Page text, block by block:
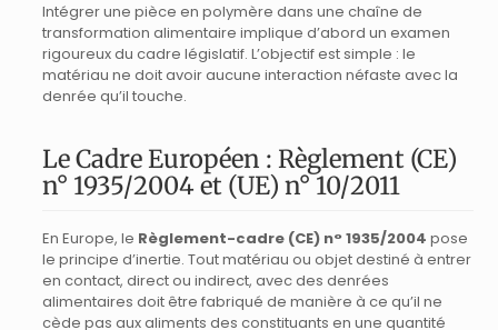
Intégrer une pièce en polymère dans une chaîne de
transformation alimentaire implique d’abord un examen
rigoureux du cadre législatif. L’objectif est simple : le
matériau ne doit avoir aucune interaction néfaste avec la
denrée qu’il touche.
Le Cadre Européen : Règlement (CE)
n° 1935/2004 et (UE) n° 10/2011
En Europe, le Règlement-cadre (CE) n° 1935/2004 pose
le principe d’inertie. Tout matériau ou objet destiné à entrer
en contact, direct ou indirect, avec des denrées
alimentaires doit être fabriqué de manière à ce qu’il ne
cède pas aux aliments des constituants en une quantité